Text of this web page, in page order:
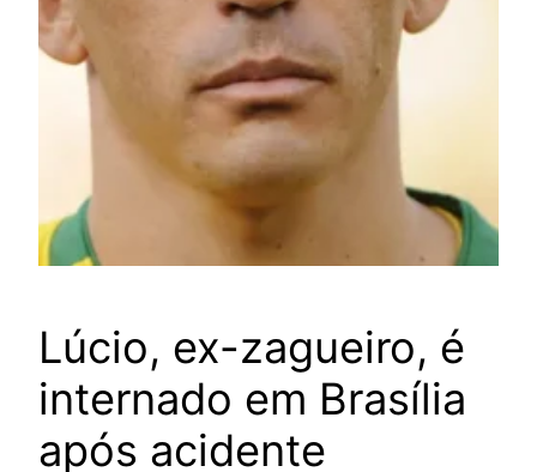
Lúcio, ex-zagueiro, é
internado em Brasília
após acidente